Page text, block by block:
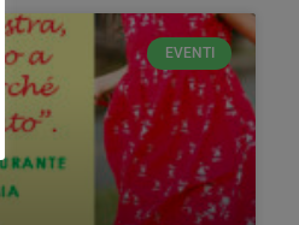
EVENTI